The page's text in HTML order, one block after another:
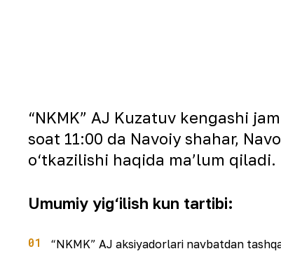
“NKMK” AJ Kuzatuv kengashi
soat 11:00 da Navoiy shahar,
o‘tkazilishi haqida maʼlum qiladi.
Umumiy yig‘ilish kun tartibi:
“NKMK” AJ aksiyadorlari navbatdan